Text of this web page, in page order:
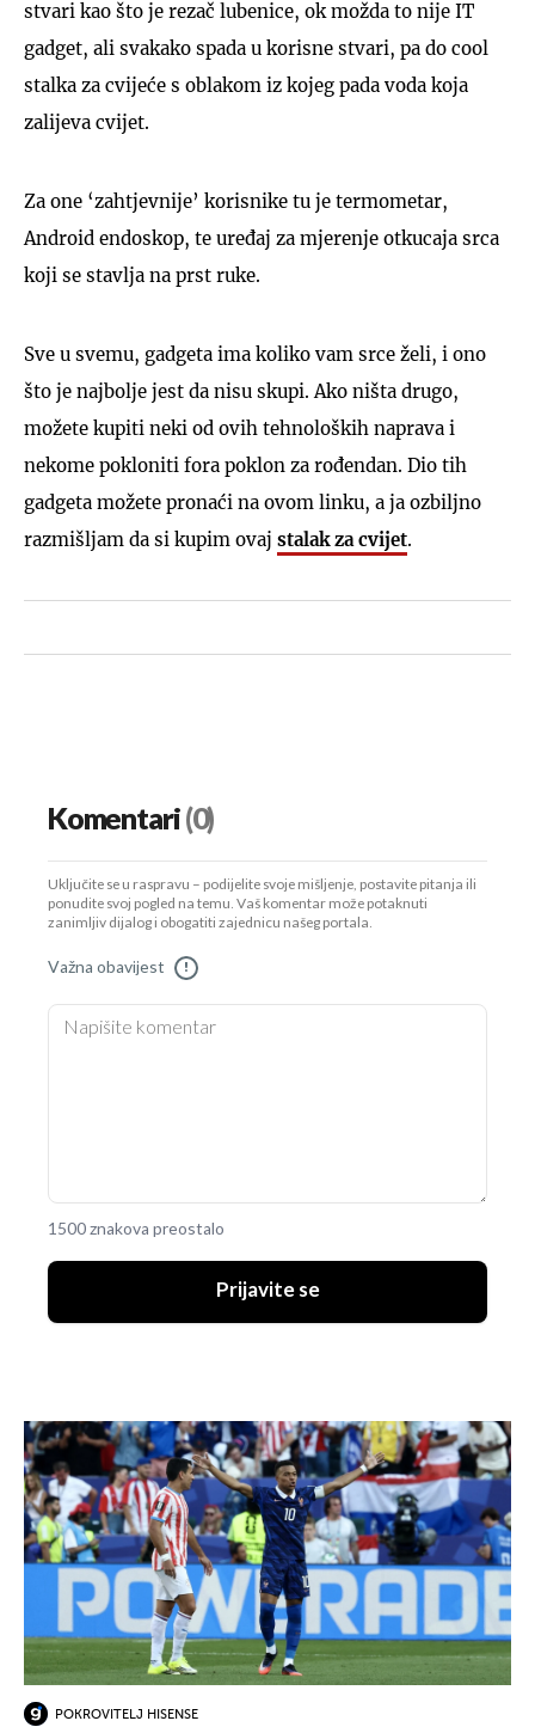
stvari kao što je rezač lubenice, ok možda to nije IT
gadget, ali svakako spada u korisne stvari, pa do cool
stalka za cvijeće s oblakom iz kojeg pada voda koja
zalijeva cvijet.
Za one ‘zahtjevnije’ korisnike tu je termometar,
Android endoskop, te uređaj za mjerenje otkucaja srca
koji se stavlja na prst ruke.
Sve u svemu, gadgeta ima koliko vam srce želi, i ono
što je najbolje jest da nisu skupi. Ako ništa drugo,
možete kupiti neki od ovih tehnoloških naprava i
nekome pokloniti fora poklon za rođendan. Dio tih
gadgeta možete pronaći na ovom linku, a ja ozbiljno
razmišljam da si kupim ovaj stalak za cvijet.
Komentari(0)
Uključite se u raspravu – podijelite svoje mišljenje, postavite pitanja ili
ponudite svoj pogled na temu. Vaš komentar može potaknuti
zanimljiv dijalog i obogatiti zajednicu našeg portala.
Važna obavijest !
1500 znakova preostalo
Prijavite se
POKROVITELJ HISENSE